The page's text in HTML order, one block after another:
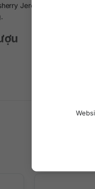
Jerez Tây Ban Nha
chất, thêm đá viên, pha
lần với sự xuất hiện của
với sự nhắc lại của